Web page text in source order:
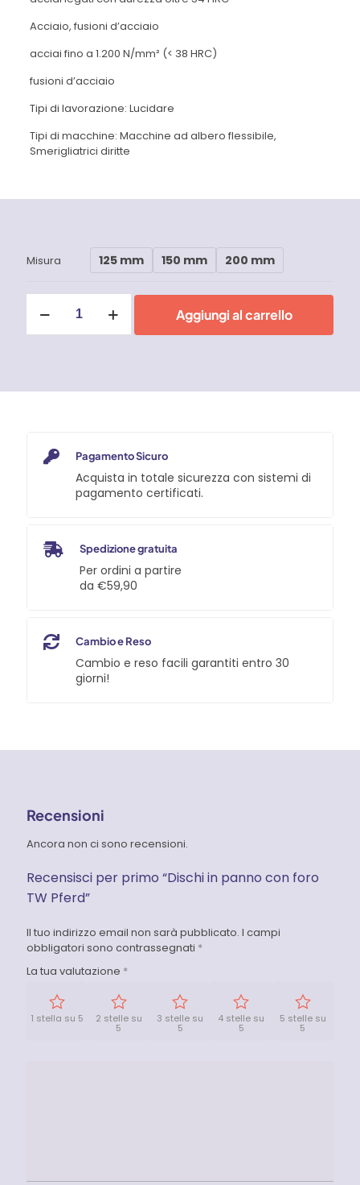
Acciaio, fusioni d’acciaio
acciai fino a 1.200 N/mm² (< 38 HRC)
fusioni d’acciaio
Tipi di lavorazione: Lucidare
Tipi di macchine: Macchine ad albero flessibile,
Smerigliatrici diritte
Misura 125 mm 150 mm 200 mm
panno
Pferd
Aggiungi al carrello
Pagamento Sicuro
Acquista in totale sicurezza con sistemi di
pagamento certificati.
Spedizione gratuita
Per ordini a partire
da €59,90
Cambio e Reso
Cambio e reso facili garantiti entro 30
giorni!
Recensioni
Ancora non ci sono recensioni.
Recensisci per primo “Dischi in panno con foro
TW Pferd”
Il tuo indirizzo email non sarà pubblicato. I campi
obbligatori sono contrassegnati *
La tua valutazione *
1 stella su 5 2 stelle su
5
3 stelle su
5
4 stelle su
5
5 stelle su
5